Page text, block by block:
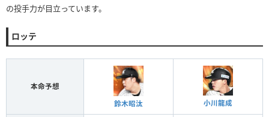
の投手力が目立っています。
ロッテ
本命予想
鈴木昭汰
小川龍成